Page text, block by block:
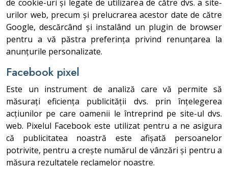
de cookie-uri și legate de utilizarea de către dvs. a site-
urilor web, precum și prelucrarea acestor date de către
Google, descărcând și instalând un plugin de browser
pentru a vă păstra preferința privind renunțarea la
anunțurile personalizate.
Facebook pixel
Este un instrument de analiză care vă permite să
măsurați eficiența publicității dvs. prin înțelegerea
acțiunilor pe care oamenii le întreprind pe site-ul dvs.
web. Pixelul Facebook este utilizat pentru a ne asigura
că publicitatea noastră este afișată persoanelor
potrivite, pentru a crește numărul de vânzări și pentru a
măsura rezultatele reclamelor noastre.